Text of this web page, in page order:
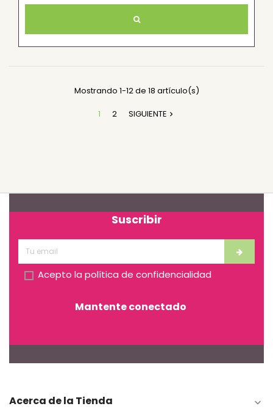
Mostrando 1-12 de 18 artículo(s)
1
2 SIGUIENTE 
Suscribir
Acepto la política de confidencialidad
Mantente conectado
Acerca de la Tienda 